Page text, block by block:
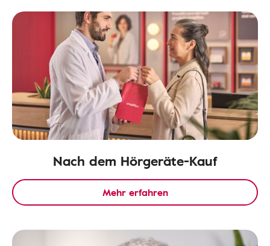
Nach dem Hörgeräte-Kauf
Mehr erfahren